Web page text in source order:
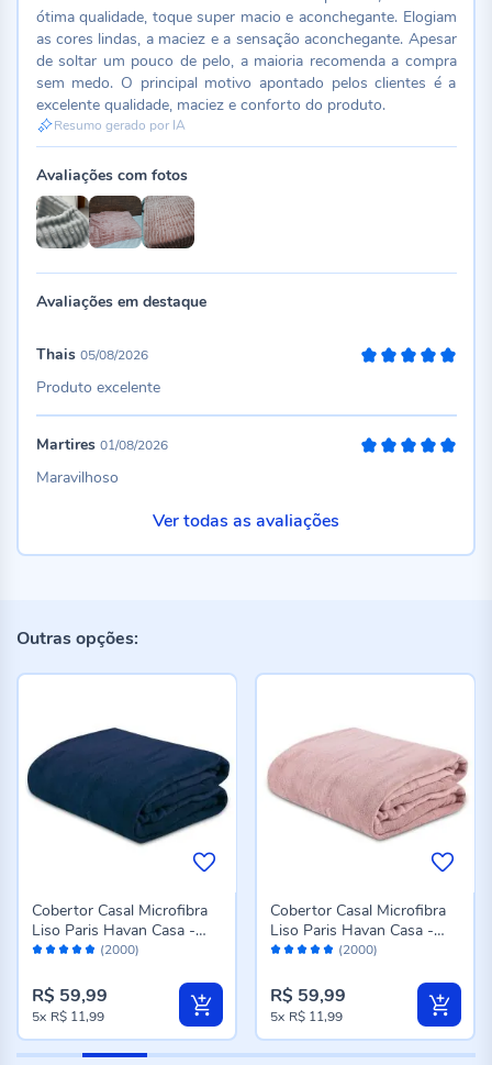
ótima qualidade, toque super macio e aconchegante. Elogiam
as cores lindas, a maciez e a sensação aconchegante. Apesar
de soltar um pouco de pelo, a maioria recomenda a compra
sem medo. O principal motivo apontado pelos clientes é a
excelente qualidade, maciez e conforto do produto.
Resumo gerado por IA
Avaliações com fotos
Avaliações em destaque
Thais 05/08/2026
Produto excelente
Martires 01/08/2026
Maravilhoso
Ver todas as avaliações
Outras opções:
Avaliação: (2000)
Cobertor Casal Microfibra
Liso Paris Havan Casa -
Azul Profundo
R$ 59,99
5x R$ 11,99
Avaliação: (2000)
Cobertor Casal Microfibra
Liso Paris Havan Casa -
Rose
R$ 59,99
5x R$ 11,99